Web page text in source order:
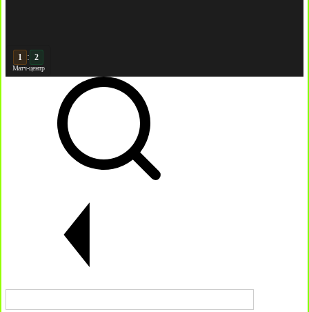
2 : 2
Матч-центр